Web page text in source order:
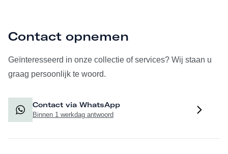
Contact opnemen
Geïnteresseerd in onze collectie of services? Wij staan u
graag persoonlijk te woord.
Contact via WhatsApp
Binnen 1 werkdag antwoord